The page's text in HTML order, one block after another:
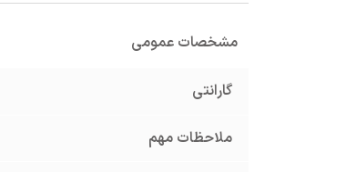
مشخصات عمومی
گارانتی
ملاحظات مهم